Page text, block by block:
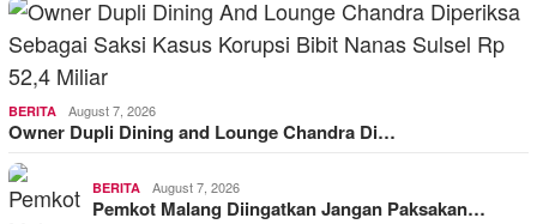
BERITA August 7, 2026
Owner Dupli Dining and Lounge Chandra Di…
BERITA August 7, 2026
Pemkot Malang Diingatkan Jangan Paksakan…